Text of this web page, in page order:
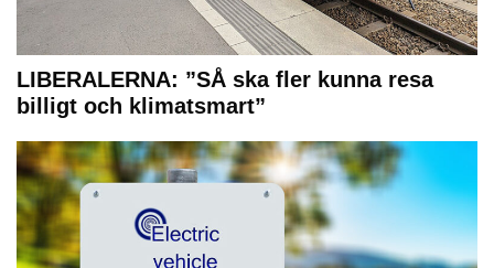
LIBERALERNA: ”SÅ ska fler kunna resa
billigt och klimatsmart”